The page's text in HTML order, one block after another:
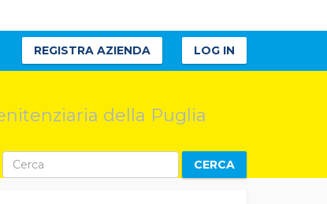
REGISTRA AZIENDA LOG IN
della Puglia
CERCA